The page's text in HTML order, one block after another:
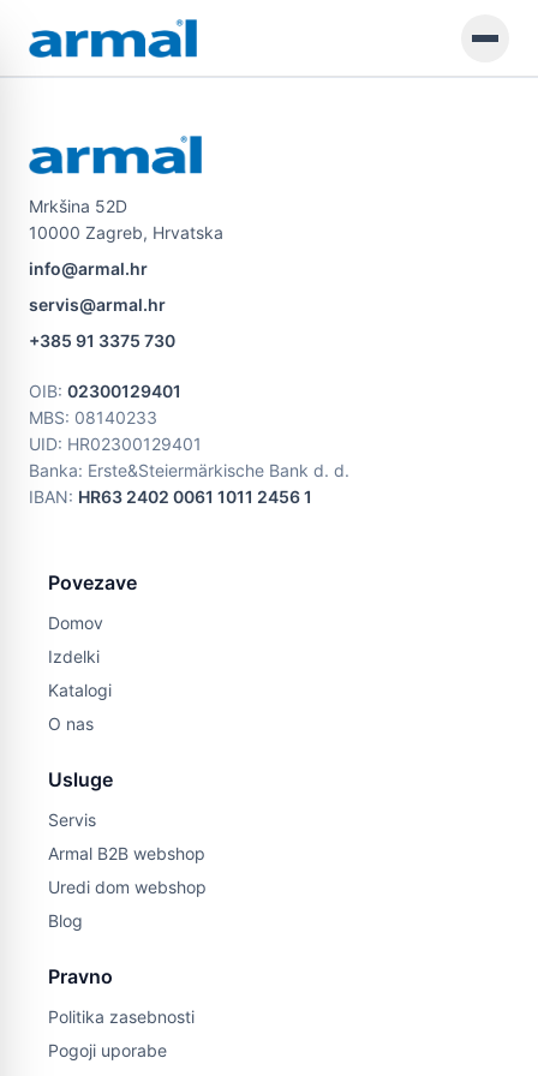
Preskoči na glavno vsebino
Mrkšina 52D
10000 Zagreb, Hrvatska
info@armal.hr
servis@armal.hr
+385 91 3375 730
OIB: 02300129401
MBS: 08140233
UID: HR02300129401
Banka: Erste&Steiermärkische Bank d. d.
IBAN: HR63 2402 0061 1011 2456 1
Povezave
Domov
Izdelki
Katalogi
O nas
Usluge
Servis
Armal B2B webshop
Uredi dom webshop
Blog
Pravno
Politika zasebnosti
Pogoji uporabe